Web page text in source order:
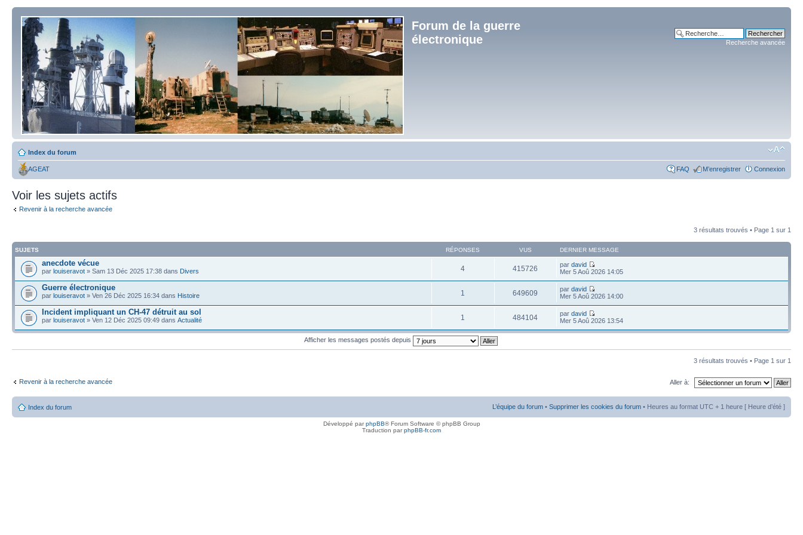
Forum de la guerre
électronique
Recherche avancée
Index du forum
AGEAT FAQ M’enregistrer Connexion
Voir les sujets actifs
Revenir à la recherche avancée
3 résultats trouvés • Page 1 sur 1
SUJETS RÉPONSES VUS DERNIER MESSAGE
anecdote vécue
par louiseravot » Sam 13 Déc 2025 17:38 dans Divers 4 415726 pardavid
Mer 5 Aoû 2026 14:05
Guerre électronique
par louiseravot » Ven 26 Déc 2025 16:34 dans Histoire 1 649609 pardavid
Mer 5 Aoû 2026 14:00
Incident impliquant un CH-47 détruit au sol
par louiseravot » Ven 12 Déc 2025 09:49 dans Actualité 1 484104 pardavid
Mer 5 Aoû 2026 13:54
Afficher les messages postés depuis
3 résultats trouvés • Page 1 sur 1
Revenir à la recherche avancée Aller à:
Index du forum L’équipe du forum • Supprimer les cookies du forum • Heures au format UTC + 1 heure [ Heure d’été ]
Développé parphpBB® Forum Software © phpBB Group
Traduction parphpBB-fr.com